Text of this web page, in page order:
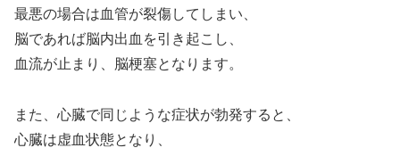
最悪の場合は血管が裂傷してしまい、
脳であれば脳内出血を引き起こし、
血流が止まり、脳梗塞となります。
また、心臓で同じような症状が勃発すると、
心臓は虚血状態となり、